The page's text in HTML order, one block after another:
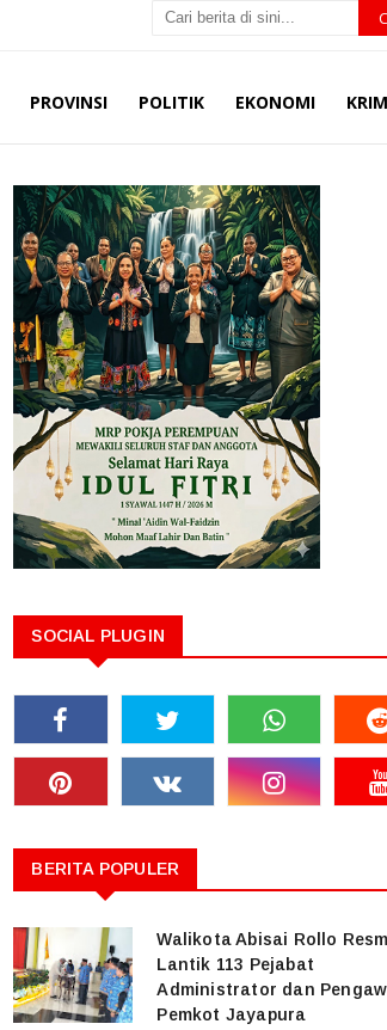
PROVINSI POLITIK EKONOMI
SOCIAL PLUGIN
BERITA POPULER
Walikota Abisai Rollo
Lantik 113 Pejabat
Administrator dan
Pemkot Jayapura